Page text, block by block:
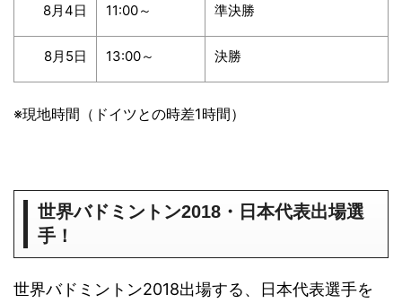
8月4日 11:00～ 準決勝
8月5日 13:00～ 決勝
※現地時間（ドイツとの時差1時間）
世界バドミントン2018・日本代表出場選
手！
世界バドミントン2018出場する、日本代表選手を